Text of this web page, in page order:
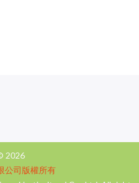
2026
公司版權所有